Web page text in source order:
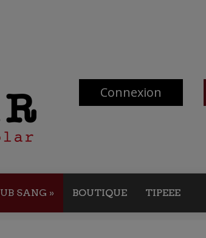
Connexion
SANG » BOUTIQUE TIPEEE